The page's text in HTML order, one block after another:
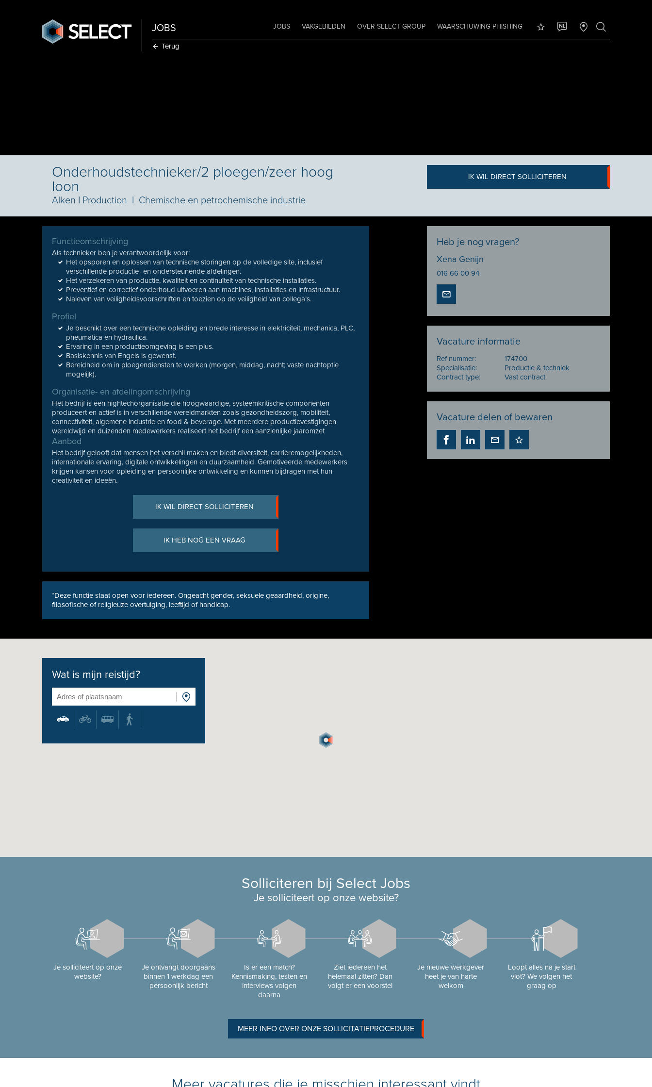
JOBS JOBS VAKGEBIEDEN OVER SELECT GROUP WAARSCHUWING PHISHING NL
Terug
Onderhoudstechnieker/2 ploegen/zeer hoog
loon
Alken I Production I Chemische en petrochemische industrie
IK WIL DIRECT SOLLICITEREN
Functieomschrijving
Als technieker ben je verantwoordelijk voor:
Het opsporen en oplossen van technische storingen op de volledige site, inclusief
verschillende productie- en ondersteunende afdelingen.
Het verzekeren van productie, kwaliteit en continuïteit van technische installaties.
Preventief en correctief onderhoud uitvoeren aan machines, installaties en infrastructuur.
Naleven van veiligheidsvoorschriften en toezien op de veiligheid van collega’s.
Profiel
Je beschikt over een technische opleiding en brede interesse in elektriciteit, mechanica, PLC,
pneumatica en hydraulica.
Ervaring in een productieomgeving is een plus.
Basiskennis van Engels is gewenst.
Bereidheid om in ploegendiensten te werken (morgen, middag, nacht; vaste nachtoptie
mogelijk).
Organisatie- en afdelingomschrijving
Het bedrijf is een hightechorganisatie die hoogwaardige, systeemkritische componenten
produceert en actief is in verschillende wereldmarkten zoals gezondheidszorg, mobiliteit,
connectiviteit, algemene industrie en food & beverage. Met meerdere productievestigingen
wereldwijd en duizenden medewerkers realiseert het bedrijf een aanzienlijke jaaromzet
Aanbod
Het bedrijf gelooft dat mensen het verschil maken en biedt diversiteit, carrièremogelijkheden,
internationale ervaring, digitale ontwikkelingen en duurzaamheid. Gemotiveerde medewerkers
krijgen kansen voor opleiding en persoonlijke ontwikkeling en kunnen bijdragen met hun
creativiteit en ideeën.
IK WIL DIRECT SOLLICITEREN
IK HEB NOG EEN VRAAG
*Deze functie staat open voor iedereen. Ongeacht gender, seksuele geaardheid, origine,
filosofische of religieuze overtuiging, leeftijd of handicap.
Heb je nog vragen?
Xena Genijn
016 66 00 94
Vacature informatie
Ref nummer:
174700
Specialisatie:
Productie & techniek
Contract type:
Vast contract
Vacature delen of bewaren
Wat is mijn reistijd?
Solliciteren bij Select Jobs
Je solliciteert op onze website?
Je solliciteert op onze
website?
Je ontvangt doorgaans
binnen 1 werkdag een
persoonlijk bericht
Is er een match?
Kennismaking, testen en
interviews volgen
daarna
Ziet iedereen het
helemaal zitten? Dan
volgt er een voorstel
Je nieuwe werkgever
heet je van harte
welkom
Loopt alles na je start
vlot? We volgen het
graag op
MEER INFO OVER ONZE SOLLICITATIEPROCEDURE